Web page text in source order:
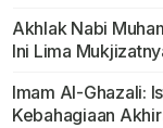
Akhlak Nabi
Ini Lima
Imam Al-Ghazali:
Kebahagiaan